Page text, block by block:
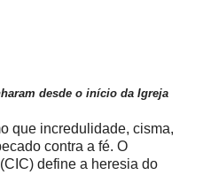
desde o início da Igreja
que incredulidade, cisma,
contra a fé. O
define a heresia do